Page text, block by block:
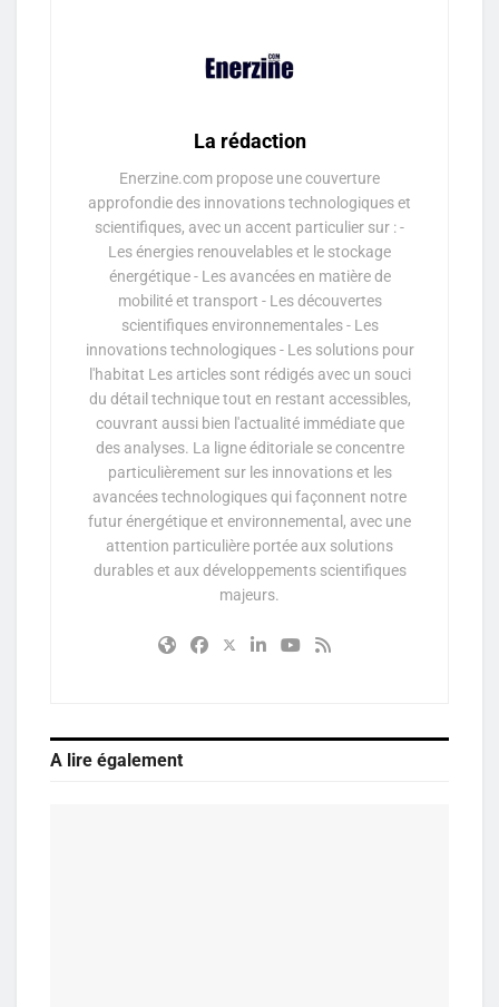
La rédaction
Enerzine.com propose une couverture
approfondie des innovations technologiques et
scientifiques, avec un accent particulier sur : -
Les énergies renouvelables et le stockage
énergétique - Les avancées en matière de
mobilité et transport - Les découvertes
scientifiques environnementales - Les
innovations technologiques - Les solutions pour
l'habitat Les articles sont rédigés avec un souci
du détail technique tout en restant accessibles,
couvrant aussi bien l'actualité immédiate que
des analyses. La ligne éditoriale se concentre
particulièrement sur les innovations et les
avancées technologiques qui façonnent notre
futur énergétique et environnemental, avec une
attention particulière portée aux solutions
durables et aux développements scientifiques
majeurs.
A lire également